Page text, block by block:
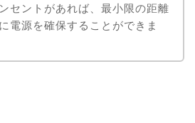
セントがあれば、最小限の距離
電源を確保することができま